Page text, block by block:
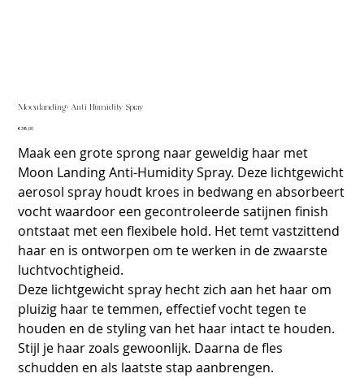
Moonlanding: Anti Humidity Spray
Prijs
€ 38,00
Maak een grote sprong naar geweldig haar met
Moon Landing Anti-Humidity Spray. Deze lichtgewicht
aerosol spray houdt kroes in bedwang en absorbeert
vocht waardoor een gecontroleerde satijnen finish
ontstaat met een flexibele hold. Het temt vastzittend
haar en is ontworpen om te werken in de zwaarste
luchtvochtigheid.
Deze lichtgewicht spray hecht zich aan het haar om
pluizig haar te temmen, effectief vocht tegen te
houden en de styling van het haar intact te houden.
Stijl je haar zoals gewoonlijk. Daarna de fles
schudden en als laatste stap aanbrengen.